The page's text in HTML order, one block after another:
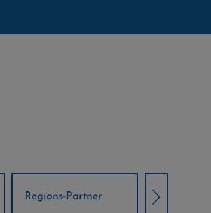
Örtliche Weltcup-
Partner
Klima